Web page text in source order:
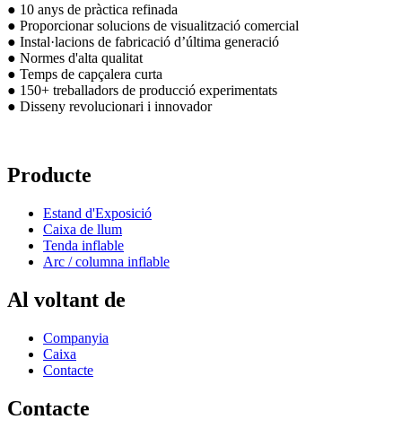
● 10 anys de pràctica refinada
● Proporcionar solucions de visualització comercial
● Instal·lacions de fabricació d’última generació
● Normes d'alta qualitat
● Temps de capçalera curta
● 150+ treballadors de producció experimentats
● Disseny revolucionari i innovador
Producte
Estand d'Exposició
Caixa de llum
Tenda inflable
Arc / columna inflable
Al voltant de
Companyia
Caixa
Contacte
Contacte